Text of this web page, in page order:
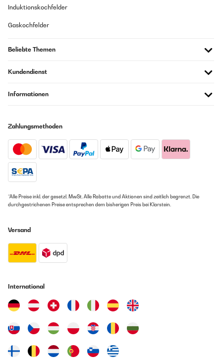
Induktionskochfelder
Gaskochfelder
Beliebte Themen
Kundendienst
Informationen
Zahlungsmethoden
*Alle Preise inkl. der gesetzl. MwSt. Alle Rabatte und Aktionen sind zeitlich begrenzt. Die
durchgestrichenen Preise entsprechen dem bisherigen Preis bei Klarstein.
Versand
International